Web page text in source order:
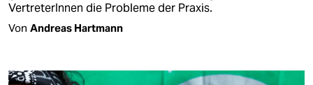
VertreterInnen die Probleme der Praxis.
Von Andreas Hartmann